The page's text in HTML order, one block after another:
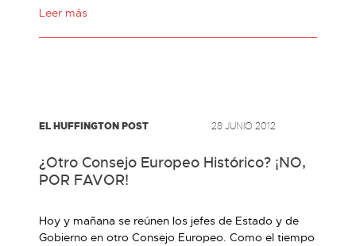
Leer más
EL HUFFINGTON POST 28 JUNIO 2012
¿Otro Consejo Europeo Histórico? ¡NO,
POR FAVOR!
Hoy y mañana se reúnen los jefes de Estado y de
Gobierno en otro Consejo Europeo. Como el tiempo